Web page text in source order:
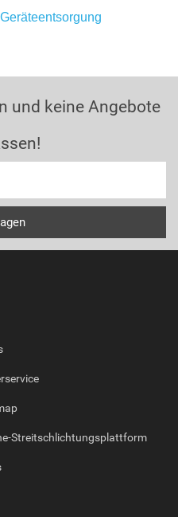
Geräteentsorgung
und keine Angebote
Streitschlichtungsplattform